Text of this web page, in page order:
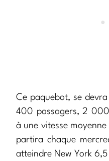
Ce paquebot, se
400 passagers, 2
à une vitesse
partira chaque
atteindre New York